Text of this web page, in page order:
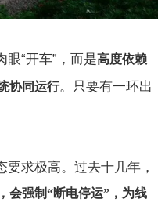
“开车”，而是高度依赖
协同运行。只要有一环出
求极高。过去十几年，
会强制“断电停运”，为线